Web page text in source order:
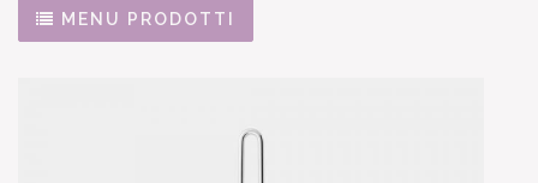
MENU PRODOTTI